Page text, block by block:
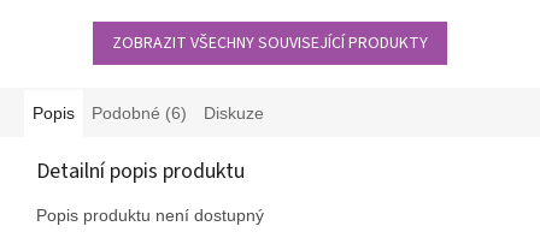
ZOBRAZIT VŠECHNY SOUVISEJÍCÍ PRODUKTY
Popis Podobné (6) Diskuze
Detailní popis produktu
Popis produktu není dostupný